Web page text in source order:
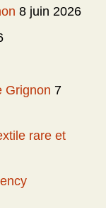
8 juin 2026
Grignon 7
rare et